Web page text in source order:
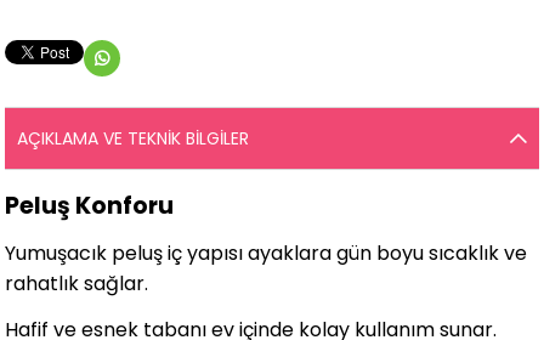
AÇIKLAMA VE TEKNIK BILGILER
Peluş Konforu
Yumuşacık peluş iç yapısı ayaklara gün boyu sıcaklık ve
rahatlık sağlar.
Hafif ve esnek tabanı ev içinde kolay kullanım sunar.